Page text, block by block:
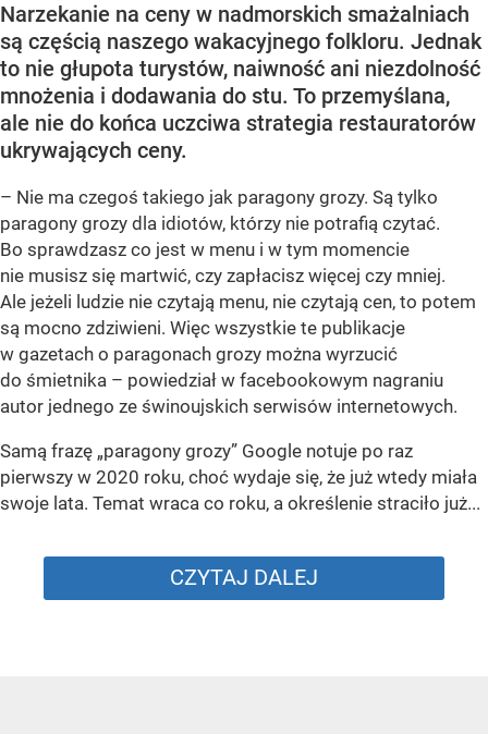
Narzekanie na ceny w nadmorskich smażalniach
są częścią naszego wakacyjnego folkloru. Jednak
to nie głupota turystów, naiwność ani niezdolność
mnożenia i dodawania do stu. To przemyślana,
ale nie do końca uczciwa strategia restauratorów
ukrywających ceny.
– Nie ma czegoś takiego jak paragony grozy. Są tylko
paragony grozy dla idiotów, którzy nie potrafią czytać.
Bo sprawdzasz co jest w menu i w tym momencie
nie musisz się martwić, czy zapłacisz więcej czy mniej.
Ale jeżeli ludzie nie czytają menu, nie czytają cen, to potem
są mocno zdziwieni. Więc wszystkie te publikacje
w gazetach o paragonach grozy można wyrzucić
do śmietnika – powiedział w facebookowym nagraniu
autor jednego ze świnoujskich serwisów internetowych.
Samą frazę „paragony grozy” Google notuje po raz
pierwszy w 2020 roku, choć wydaje się, że już wtedy miała
swoje lata. Temat wraca co roku, a określenie straciło już...
CZYTAJ DALEJ